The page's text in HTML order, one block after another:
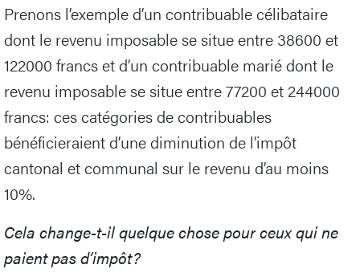
Prenons l’exemple d’un contribuable célibataire
dont le revenu imposable se situe entre 38600 et
122000 francs et d’un contribuable marié dont le
revenu imposable se situe entre 77200 et 244000
francs: ces catégories de contribuables
bénéficieraient d’une diminution de l’impôt
cantonal et communal sur le revenu d’au moins
10%.
Cela change-t-il quelque chose pour ceux qui ne
paient pas d’impôt?